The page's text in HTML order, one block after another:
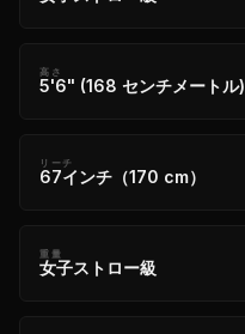
高さ
5'6" (168 センチメートル)
リーチ
67インチ（170 cm）
重量
女子ストロー級